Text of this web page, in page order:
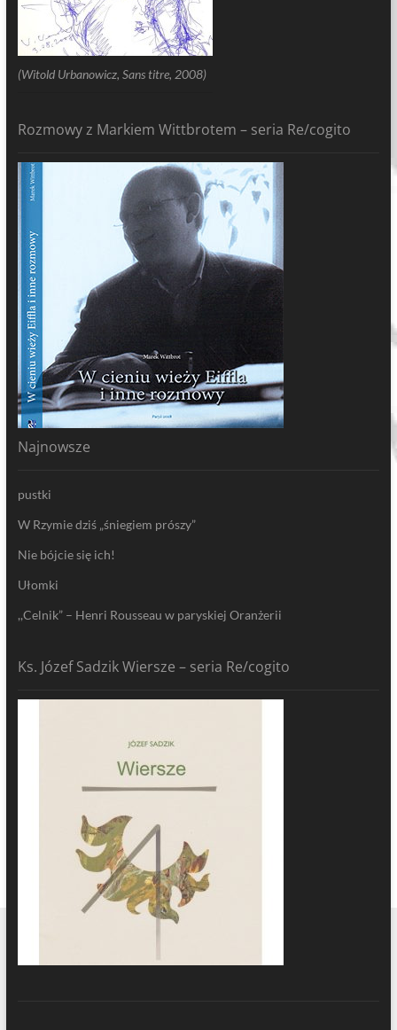
(Witold Urbanowicz, Sans titre, 2008)
Rozmowy z Markiem Wittbrotem – seria Re/cogito
Najnowsze
pustki
W Rzymie dziś „śniegiem prószy”
Nie bójcie się ich!
Ułomki
,,Celnik” – Henri Rousseau w paryskiej Oranżerii
Ks. Józef Sadzik Wiersze – seria Re/cogito